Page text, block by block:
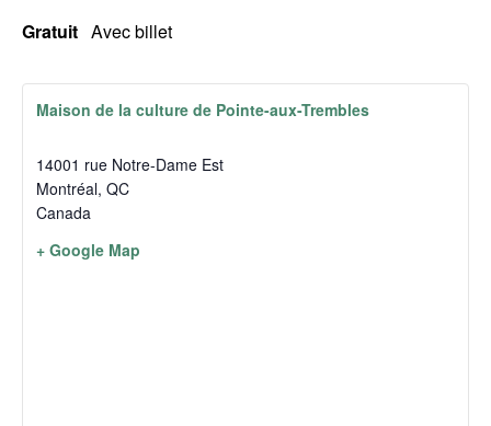
Gratuit Avec billet
Maison de la culture de Pointe-aux-Trembles
14001 rue Notre-Dame Est
Montréal, QC
Canada
+ Google Map